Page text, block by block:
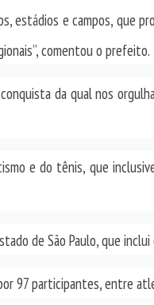
estádios e campos, que
comentou o prefeito.
da qual nos
e do tênis, que
de São Paulo, que
97 participantes, entre